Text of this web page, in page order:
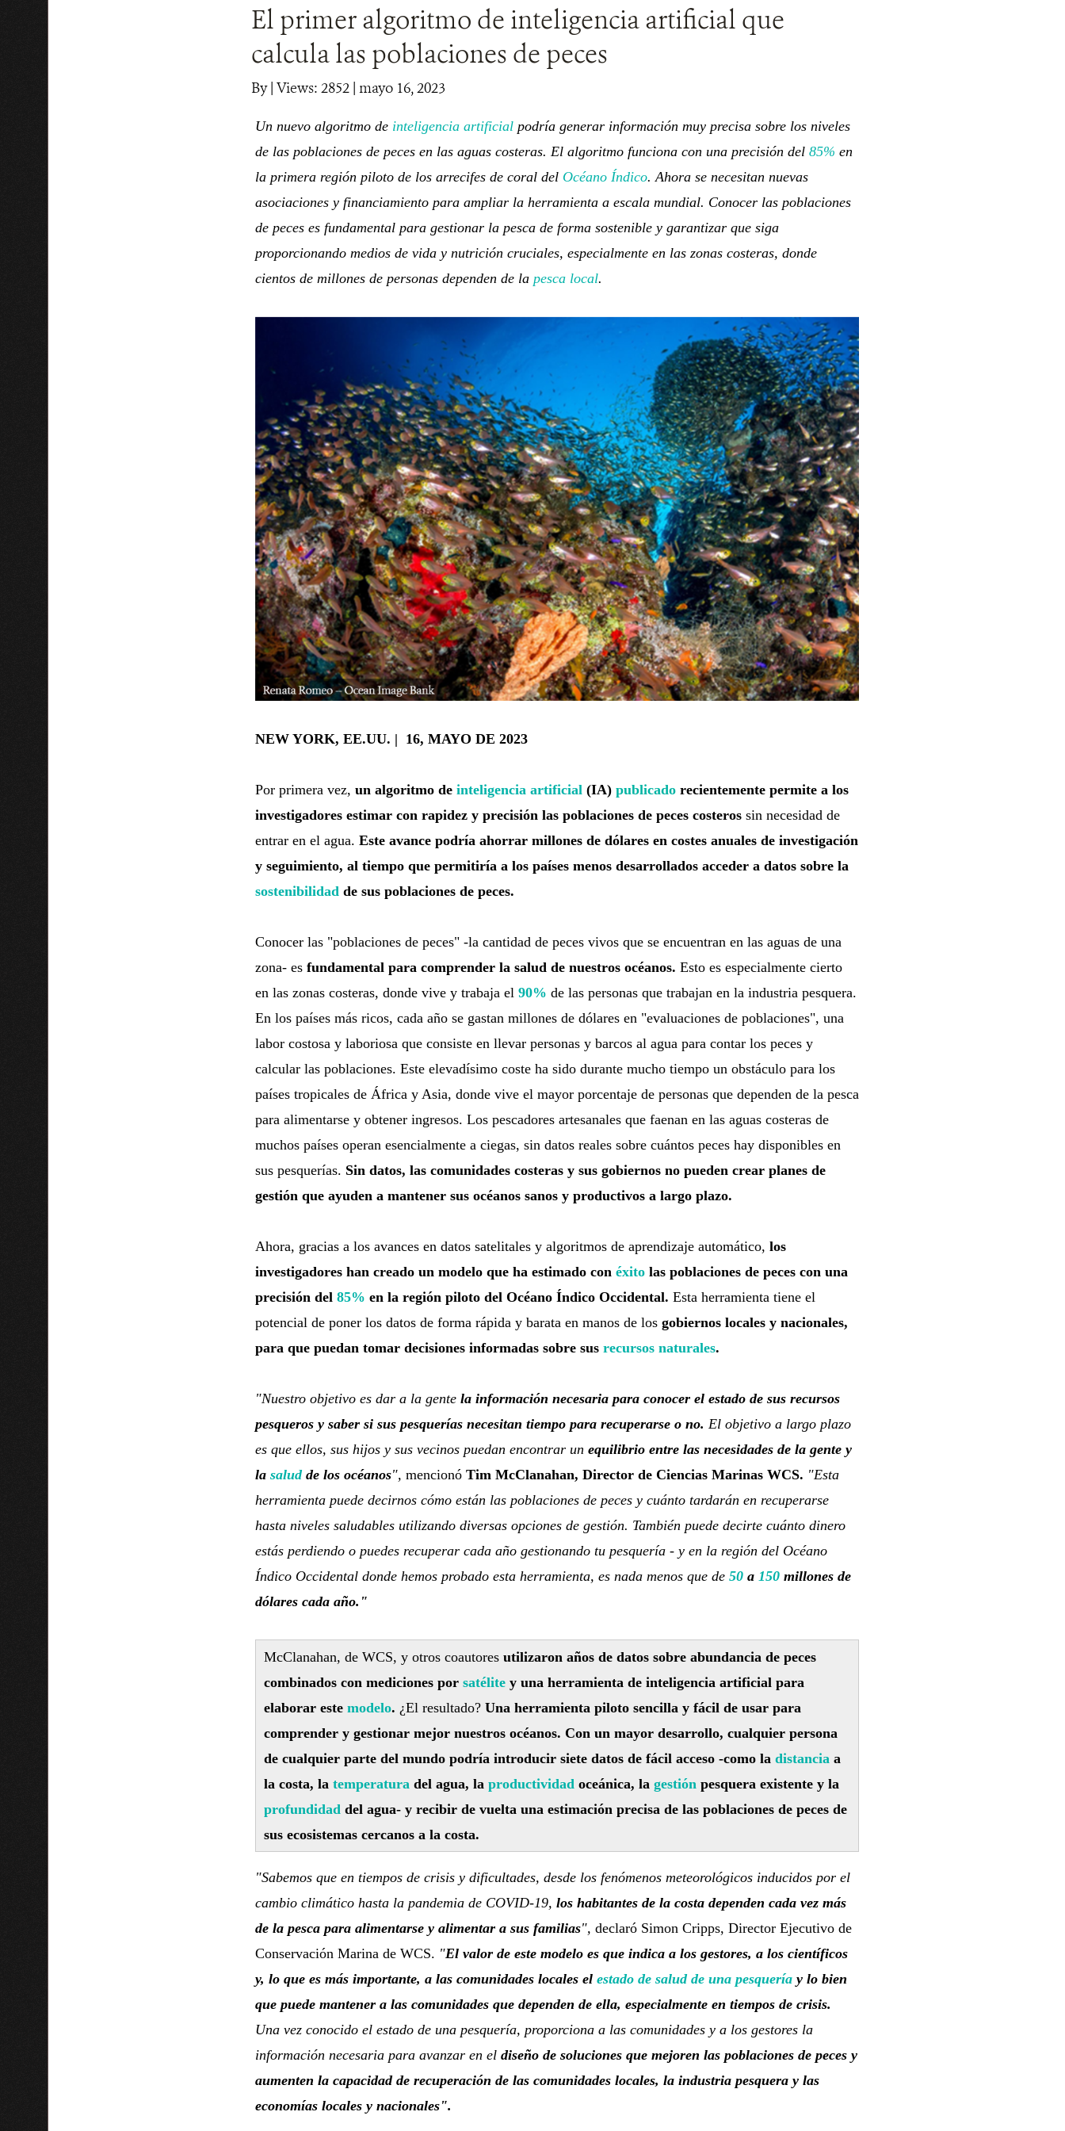
El primer algoritmo de inteligencia artificial que
calcula las poblaciones de peces
By| Views: 2852| mayo 16, 2023
Un nuevo algoritmo de inteligencia artificialpodría generar información muy precisa sobre los niveles
de las poblaciones de peces en las aguas costeras. El algoritmo funciona con una precisión del 85% en
la primera región piloto de los arrecifes de coral del Océano Índico. Ahora se necesitan nuevas
asociaciones y financiamiento para ampliar la herramienta a escala mundial. Conocer las poblaciones
de peces es fundamental para gestionar la pesca de forma sostenible y garantizar que siga
proporcionando medios de vida y nutrición cruciales, especialmente en las zonas costeras, donde
cientos de millones de personas dependen de la pesca local.
NEW YORK, EE.UU. | 16, MAYO DE 2023
Por primera vez, un algoritmo de inteligencia artificial (IA) publicado recientemente permite a los
investigadores estimar con rapidez y precisión las poblaciones de peces costerossin necesidad de
entrar en el agua. Este avance podría ahorrar millones de dólares en costes anuales de investigación
y seguimiento, al tiempo que permitiría a los países menos desarrollados acceder a datos sobre la
sostenibilidad de sus poblaciones de peces.
Conocer las "poblaciones de peces" -la cantidad de peces vivos que se encuentran en las aguas de una
zona- esfundamental para comprender la salud de nuestros océanos. Esto es especialmente cierto
en las zonas costeras, donde vive y trabaja el 90% de las personas que trabajan en la industria pesquera.
En los países más ricos, cada año se gastan millones de dólares en "evaluaciones de poblaciones", una
labor costosa y laboriosa que consiste en llevar personas y barcos al agua para contar los peces y
calcular las poblaciones. Este elevadísimo coste ha sido durante mucho tiempo un obstáculo para los
países tropicales de África y Asia, donde vive el mayor porcentaje de personas que dependen de la pesca
para alimentarse y obtener ingresos. Los pescadores artesanales que faenan en las aguas costeras de
muchos países operan esencialmente a ciegas, sin datos reales sobre cuántos peces hay disponibles en
sus pesquerías. Sin datos, las comunidades costeras y sus gobiernos no pueden crear planes de
gestión que ayuden a mantener sus océanos sanos y productivos a largo plazo.
Ahora, gracias a los avances en datos satelitales y algoritmos de aprendizaje automático, los
investigadores han creado un modelo que ha estimado con éxitolas poblaciones de peces con una
precisión del 85% en la región piloto del Océano Índico Occidental. Esta herramienta tiene el
potencial de poner los datos de forma rápida y barata en manos de los gobiernos locales y nacionales,
para que puedan tomar decisiones informadas sobre sus recursos naturales.
"Nuestro objetivo es dar a la gente la información necesaria para conocer el estado de sus recursos
pesqueros y saber si sus pesquerías necesitan tiempo para recuperarse o no. El objetivo a largo plazo
es que ellos, sus hijos y sus vecinos puedan encontrar un equilibrio entre las necesidades de la gente y
la saludde los océanos", mencionó Tim McClanahan, Director de Ciencias Marinas WCS. "Esta
herramienta puede decirnos cómo están las poblaciones de peces y cuánto tardarán en recuperarse
hasta niveles saludables utilizando diversas opciones de gestión. También puede decirte cuánto dinero
estás perdiendo o puedes recuperar cada año gestionando tu pesquería - y en la región del Océano
Índico Occidental donde hemos probado esta herramienta, es nada menos que de 50a 150millones de
dólares cada año."
McClanahan, de WCS, y otros coautores utilizaron años de datos sobre abundancia de peces
combinados con mediciones por satélitey una herramienta de inteligencia artificial para
elaborar este modelo. ¿El resultado? Una herramienta piloto sencilla y fácil de usar para
comprender y gestionar mejor nuestros océanos. Con un mayor desarrollo, cualquier persona
de cualquier parte del mundo podría introducir siete datos de fácil acceso -como la distancia a
la costa, la temperatura del agua, la productividad oceánica, la gestión pesquera existente y la
profundidad del agua- y recibir de vuelta una estimación precisa de las poblaciones de peces de
sus ecosistemas cercanos a la costa.
"Sabemos que en tiempos de crisis y dificultades, desde los fenómenos meteorológicos inducidos por el
cambio climático hasta la pandemia de COVID-19, los habitantes de la costa dependen cada vez más
de la pesca para alimentarse y alimentar a sus familias", declaró Simon Cripps, Director Ejecutivo de
Conservación Marina de WCS. "El valor de este modelo es que indica a los gestores, a los científicos
y, lo que es más importante, a las comunidades locales el estado de salud de una pesqueríay lo bien
que puede mantener a las comunidades que dependen de ella, especialmente en tiempos de crisis.
Una vez conocido el estado de una pesquería, proporciona a las comunidades y a los gestores la
información necesaria para avanzar en el diseño de soluciones que mejoren las poblaciones de peces y
aumenten la capacidad de recuperación de las comunidades locales, la industria pesquera y las
economías locales y nacionales".